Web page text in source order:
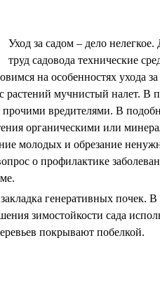
Уход за садом – дело
труд садовода технические
на особенностях
мучнистый налет. В
вредителями. В
органическими или
молодых и обрезание
о профилактике
генеративных почек.
зимостойкости сада
покрывают побелкой.